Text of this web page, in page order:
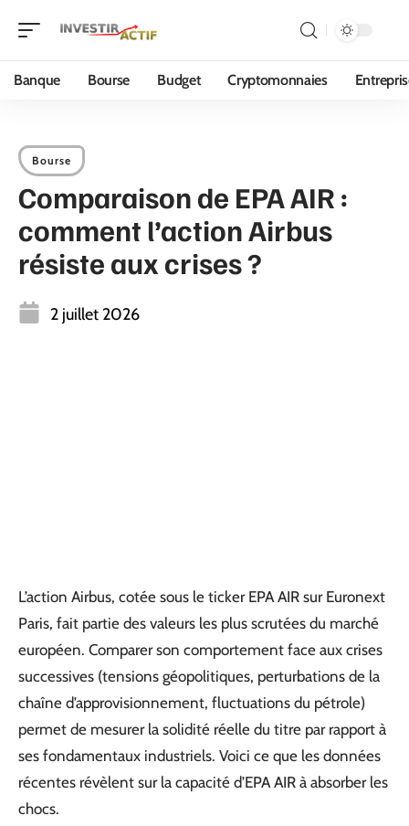
Banque Bourse Budget Cryptomonnaies
Bourse
Comparaison de EPA AIR :
comment l’action Airbus
résiste aux crises ?
2 juillet 2026
L’action Airbus, cotée sous le ticker EPA AIR sur Euronext
Paris, fait partie des valeurs les plus scrutées du marché
européen. Comparer son comportement face aux crises
successives (tensions géopolitiques, perturbations de la
chaîne d’approvisionnement, fluctuations du pétrole)
permet de mesurer la solidité réelle du titre par rapport à
ses fondamentaux industriels. Voici ce que les données
récentes révèlent sur la capacité d’EPA AIR à absorber les
chocs.